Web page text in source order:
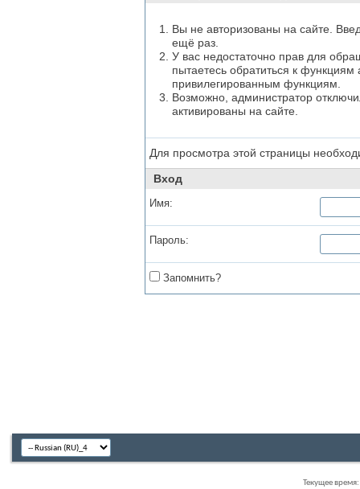
Вы не авторизованы на сайте.
ещё раз.
У вас недостаточно прав для
пытаетесь обратиться к
привилегированным функциям.
Возможно, администратор
активированы на сайте.
Для просмотра этой страницы
Вход
Имя:
Пароль:
Запомнить?
Текущее время: